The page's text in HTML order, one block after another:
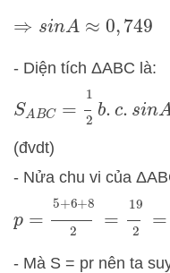
⇒s inA≈0,749
- Diện tích ΔABC là:
S 12b i A
(đvdt)
- Nửa chu vi của
+6+82 192
- Mà S = pr nên ta